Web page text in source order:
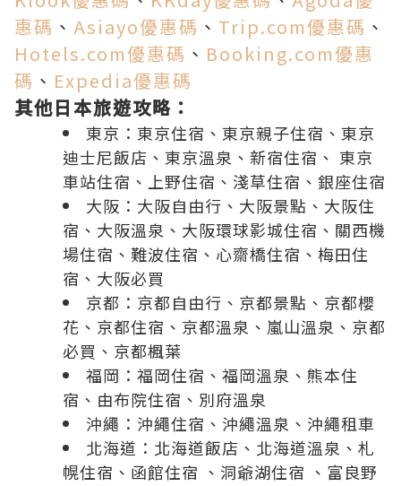
惠碼 、 Asiayo優惠碼 、 Trip.com優惠碼 、
Hotels.com優惠碼 、 Booking.com優惠
碼 、 Expedia優惠碼
其他日本旅遊攻略：
東京： 東京住宿 、 東京親子住宿 、 東京
迪士尼飯店 、 東京溫泉 、 新宿住宿 、 東京
車站住宿 、 上野住宿 、 淺草住宿 、 銀座住宿
大阪： 大阪自由行 、 大阪景點 、 大阪住
宿 、 大阪溫泉 、 大阪環球影城住宿 、 關西機
場住宿 、 難波住宿 、 心齋橋住宿 、 梅田住
宿 、 大阪必買
京都： 京都自由行 、 京都景點 、 京都櫻
花 、 京都住宿 、 京都溫泉 、 嵐山溫泉 、 京都
必買 、 京都楓葉
福岡： 福岡住宿 、 福岡溫泉 、 熊本住
宿 、 由布院住宿 、 別府溫泉
沖繩： 沖繩住宿 、 沖繩溫泉 、 沖繩租車
北海道： 北海道飯店 、 北海道溫泉 、 札
幌住宿 、 函館住宿 、 洞爺湖住宿 、 富良野